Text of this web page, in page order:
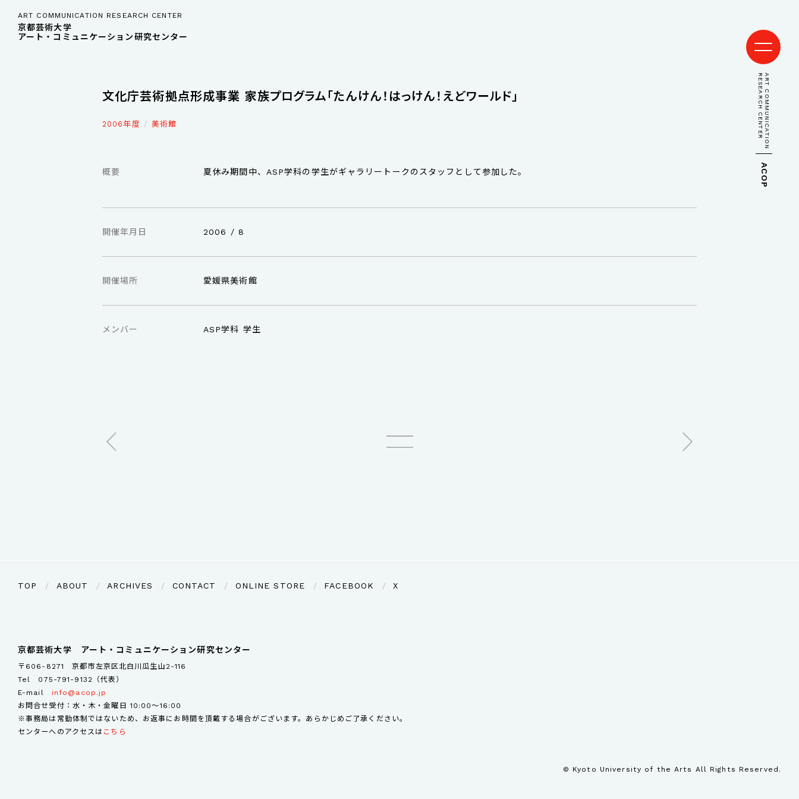
ART COMMUNICATION
RESEARCH CENTER
ACOP
ART COMMUNICATION RESEARCH CENTER
京都芸術大学
アート・コミュニケーション研究センター
文化庁芸術拠点形成事業 家族プログラム「たんけん！はっけん！えどワールド」
2006年度 美術館
概要 夏休み期間中、ASP学科の学生がギャラリートークのスタッフとして参加した。
開催年月日 2006 / 8
開催場所 愛媛県美術館
メンバー ASP学科 学生
TOP ABOUT ARCHIVES CONTACT ONLINE STORE FACEBOOK X
京都芸術大学 アート・コミュニケーション研究センター
〒606-8271 京都市左京区北白川瓜生山2-116
Tel 075-791-9132（代表）
E-mail info@acop.jp
お問合せ受付：水・木・金曜日 10:00～16:00
※事務局は常勤体制ではないため、お返事にお時間を頂戴する場合がございます。あらかじめご了承ください。
センターへのアクセスは こちら
© Kyoto University of the Arts All Rights Reserved.